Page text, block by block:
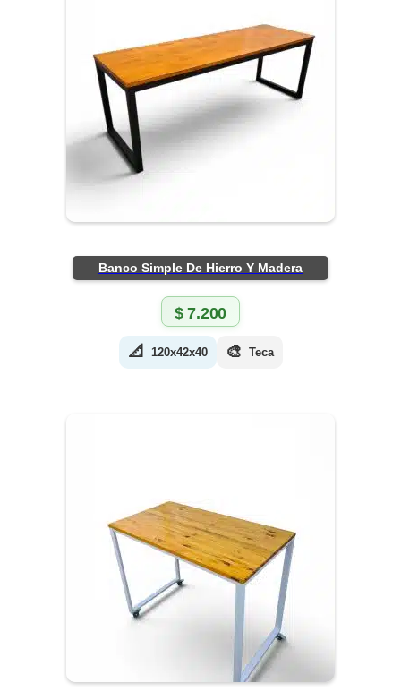
Banco Simple De Hierro Y Madera
$7.200
📐 120x42x40 🎨 Teca